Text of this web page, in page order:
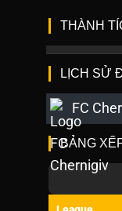
THÀNH
LỊCH SỬ
FC
BẢNG